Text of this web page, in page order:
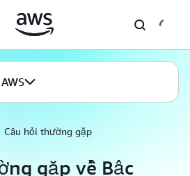
Câu hỏi thường gặp
gặp về Bậc